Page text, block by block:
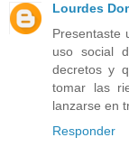
Lourdes
Presentaste
uso social
decretos y
tomar las
lanzarse en
Responder